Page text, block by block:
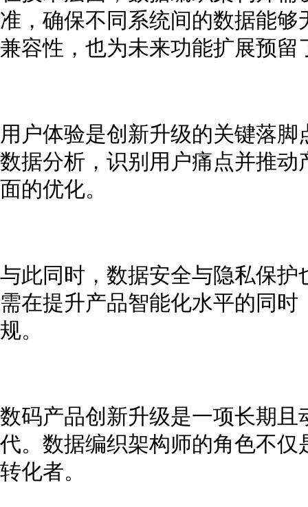
准，确保不同系统间的数据能
兼容性，也为未来功能扩展预留
用户体验是创新升级的关键落
数据分析，识别用户痛点并推
面的优化。
与此同时，数据安全与隐私保
需在提升产品智能化水平的同
规。
数码产品创新升级是一项长期
代。数据编织架构师的角色不
转化者。